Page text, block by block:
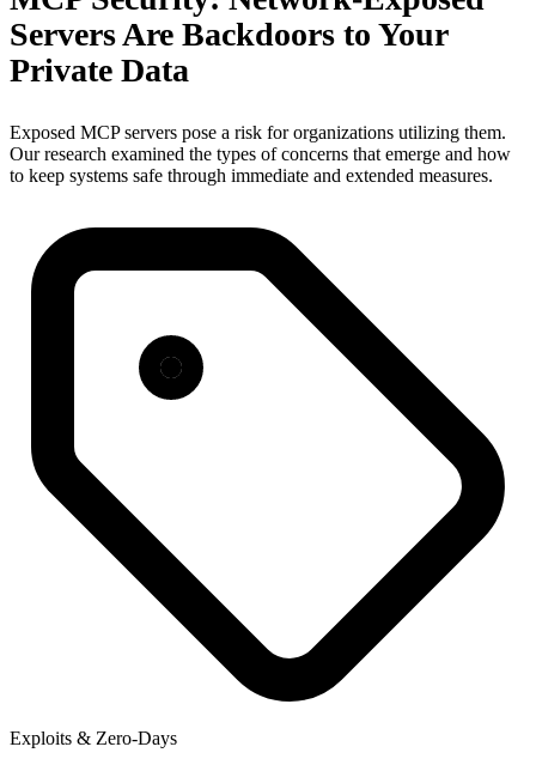
Servers Are Backdoors to Your
Private Data
Exposed MCP servers pose a risk for organizations utilizing them.
Our research examined the types of concerns that emerge and how
to keep systems safe through immediate and extended measures.
Exploits & Zero-Days